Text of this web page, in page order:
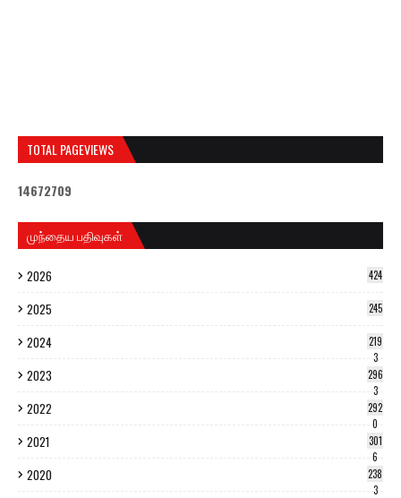
TOTAL PAGEVIEWS
14672709
முந்தைய பதிவுகள்
2026 424
2025 245
2024
219
3
2023
296
3
2022
292
0
2021
301
6
2020
238
3